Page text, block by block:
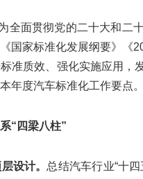
全面贯彻党的二十大和二
国家标准化发展纲要》《
准质效、强化实施应用，
年度汽车标准化工作要点。
“四梁八柱”
设计。 总结汽车行业“十